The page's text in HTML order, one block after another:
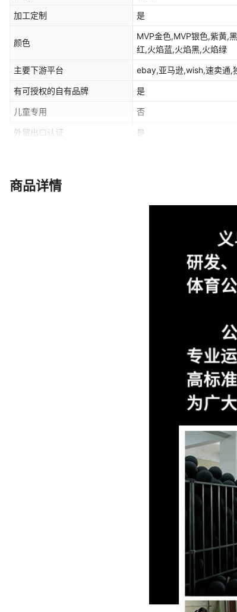
加工定制 是
颜色
MVP金色,MVP银色,紫黄,
红,火焰蓝,火焰黑,火焰绿
主要下游平台 ebay,亚马逊,wish,速卖通,
有可授权的自有品牌 是
儿童专用 否
外贸出口认证 是
商品详情